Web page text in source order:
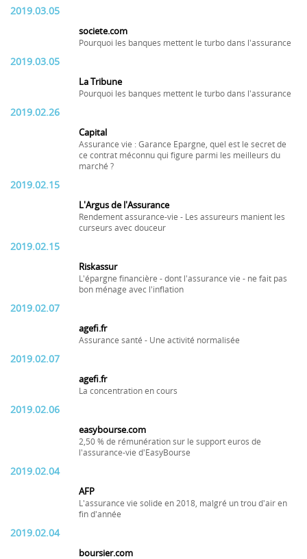
2019.03.05
societe.com
Pourquoi les banques mettent le turbo dans l'assurance
2019.03.05
La Tribune
Pourquoi les banques mettent le turbo dans l'assurance
2019.02.26
Capital
Assurance vie : Garance Epargne, quel est le secret de
ce contrat méconnu qui figure parmi les meilleurs du
marché ?
2019.02.15
L'Argus de l'Assurance
Rendement assurance-vie - Les assureurs manient les
curseurs avec douceur
2019.02.15
Riskassur
L'épargne financière - dont l'assurance vie - ne fait pas
bon ménage avec l'inflation
2019.02.07
agefi.fr
Assurance santé - Une activité normalisée
2019.02.07
agefi.fr
La concentration en cours
2019.02.06
easybourse.com
2,50 % de rémunération sur le support euros de
l'assurance-vie d'EasyBourse
2019.02.04
AFP
L'assurance vie solide en 2018, malgré un trou d'air en
fin d'année
2019.02.04
boursier.com